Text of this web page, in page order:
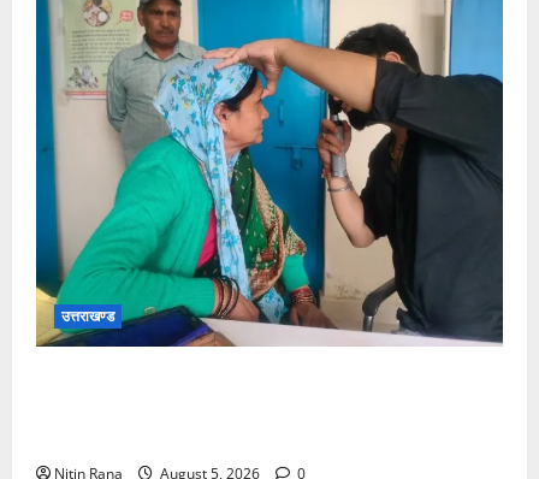
उत्तराखण्ड
Nitin Rana August 5, 2026 0